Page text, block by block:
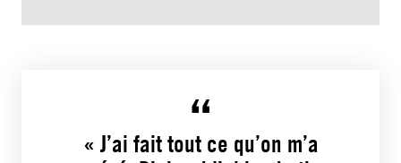
« J’ai fait tout ce qu’on m’a